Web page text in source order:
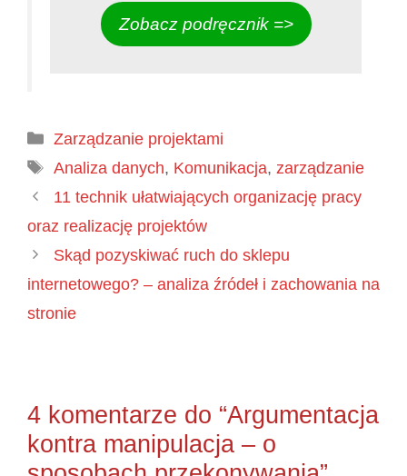
Zobacz podręcznik =>
Kategorie
Zarządzanie projektami
Tagi
Analiza danych, Komunikacja, zarządzanie
11 technik ułatwiających organizację pracy
oraz realizację projektów
Skąd pozyskiwać ruch do sklepu
internetowego? – analiza źródeł i zachowania na
stronie
4 komentarze do “Argumentacja
kontra manipulacja – o